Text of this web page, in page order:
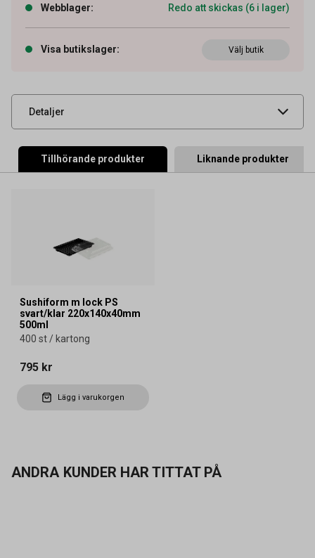
Webblager: Redo att skickas (6 i lager)
Visa butikslager: Välj butik
Detaljer
400 ml
UNSPSC 14121600
Tillhörande produkter Liknande produkter
Sushiform m lock PS
svart/klar 220x140x40mm
500ml
400 st / kartong
795 kr
Lägg i varukorgen
ANDRA KUNDER HAR TITTAT PÅ